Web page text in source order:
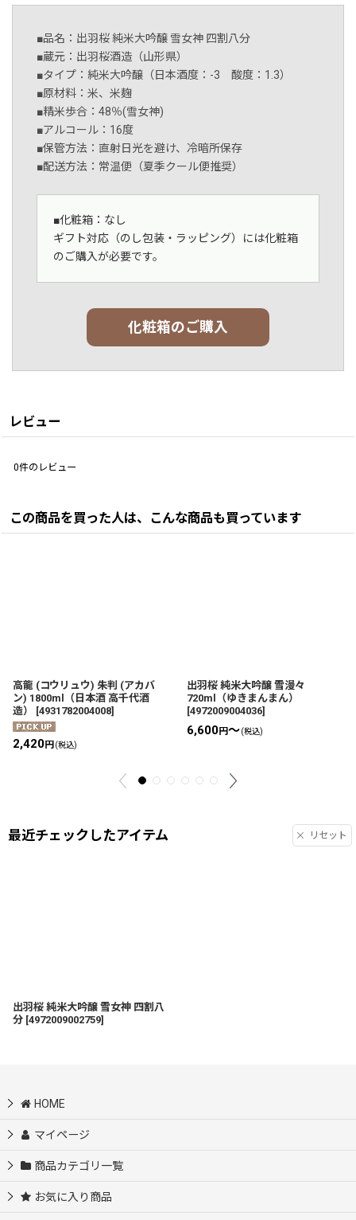
■品名：出羽桜 純米大吟醸 雪女神 四割八分
■蔵元：出羽桜酒造（山形県）
■タイプ：純米大吟醸（日本酒度：-3 酸度：1.3）
■原材料：米、米麹
■精米歩合：48％(雪女神)
■アルコール：16度
■保管方法：直射日光を避け、冷暗所保存
■配送方法：常温便（夏季クール便推奨）
■化粧箱：なし
ギフト対応（のし包装・ラッピング）には化粧箱
のご購入が必要です。
化粧箱のご購入
レビュー
0件のレビュー
この商品を買った人は、こんな商品も買っています
高龍 (コウリュウ) 朱判 (アカバ
ン) 1800ml（日本酒 高千代酒
造）
[4931782004008]
2,420円 (税込)
出羽桜 純米大吟醸 雪漫々
720ml（ゆきまんまん）
[4972009004036]
6,600円～(税込)
最近チェックしたアイテム リセット
出羽桜 純米大吟醸 雪女神 四割八
分 [4972009002759]
HOME
マイページ
商品カテゴリ一覧
お気に入り商品